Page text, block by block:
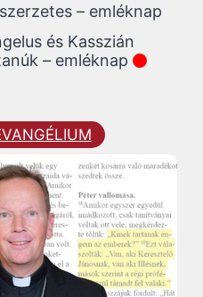
– emléknap
és Kasszián
– emléknap